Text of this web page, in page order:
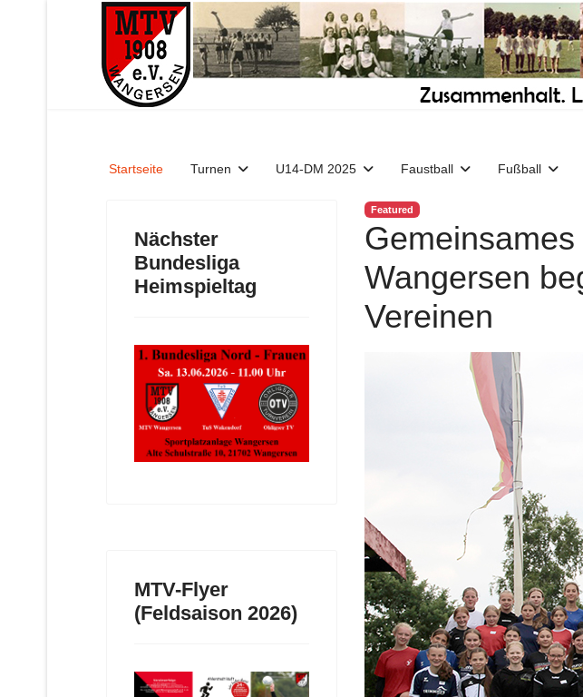
Startseite Turnen U14-DM 2025 Faustball Fußball
Nächster
Bundesliga
Heimspieltag
MTV-Flyer
(Feldsaison 2026)
Featured
Wangersen
Vereinen